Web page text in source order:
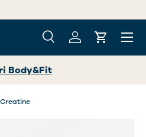
Body&Fit
CercaAccediCarrello
Menu
Body&Fit